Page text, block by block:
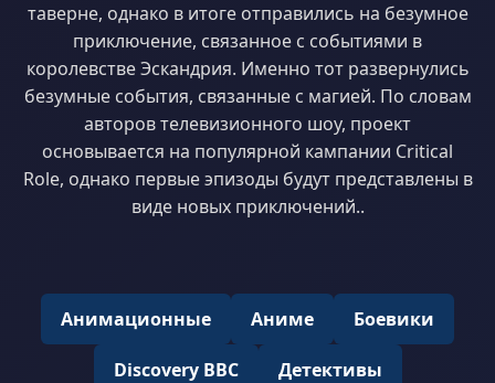
таверне, однако в итоге отправились на безумное
приключение, связанное с событиями в
королевстве Эскандрия. Именно тот развернулись
безумные события, связанные с магией. По словам
авторов телевизионного шоу, проект
основывается на популярной кампании Critical
Role, однако первые эпизоды будут представлены в
виде новых приключений..
Анимационные Аниме Боевики
Discovery BBC Детективы